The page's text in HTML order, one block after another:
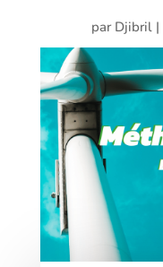
par Djibril |